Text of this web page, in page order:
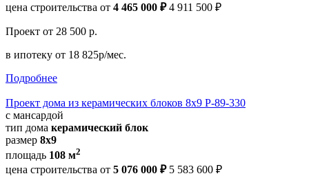
цена строительства от 4 465 000 ₽ 4 911 500 ₽
Проект от 28 500 р.
в ипотеку от 18 825р/мес.
Подробнее
Проект дома из керамических блоков 8x9 Р-89-330
с мансардой
тип дома керамический блок
размер 8x9
площадь 108 м2
цена строительства от 5 076 000 ₽ 5 583 600 ₽